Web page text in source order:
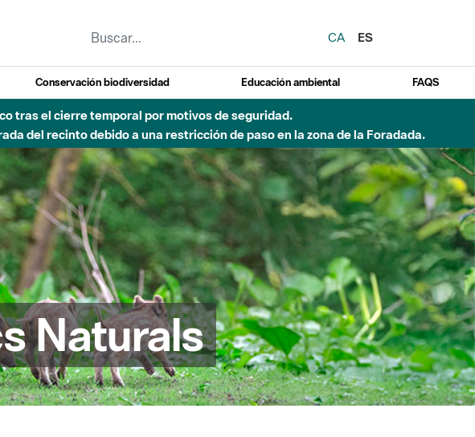
CA
ES
Conservación biodiversidad Educación ambiental FAQS
Parque Fluvial del Besòs por lluvias intensas.
Naturals